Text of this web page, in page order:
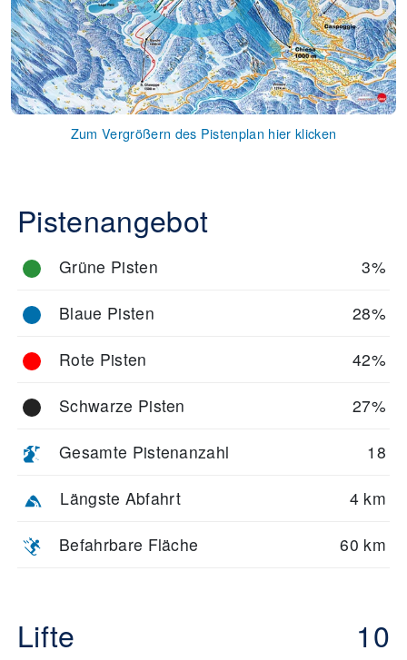
Zum Vergrößern des Pistenplan hier klicken
Pistenangebot
Grüne Pisten 3%
Blaue Pisten 28%
Rote Pisten 42%
Schwarze Pisten 27%
Gesamte Pistenanzahl 18
Längste Abfahrt 4 km
Befahrbare Fläche 60 km
Lifte 10